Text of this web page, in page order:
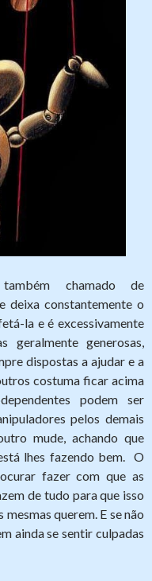
chamado de
deixa constantemente o
la e é excessivamente
geralmente generosas,
dispostas a ajudar e a
costuma ficar acima
podem ser
pelos demais
mude, achando que
lhes fazendo bem. O
fazer com que as
de tudo para que isso
querem. E se não
ainda se sentir culpadas